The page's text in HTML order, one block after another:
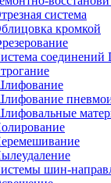
система
кромкой
соединений
шин-